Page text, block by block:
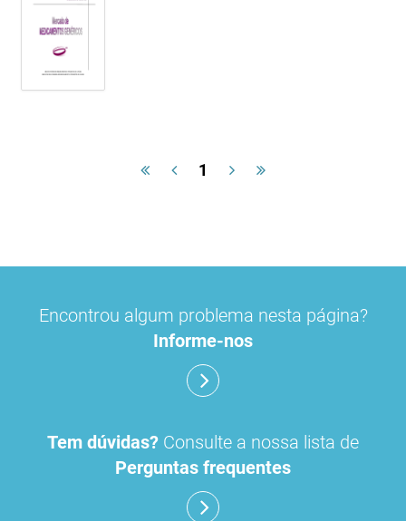
1
Encontrou algum problema nesta página?
Informe-nos
Tem dúvidas? Consulte a nossa lista de
Perguntas frequentes